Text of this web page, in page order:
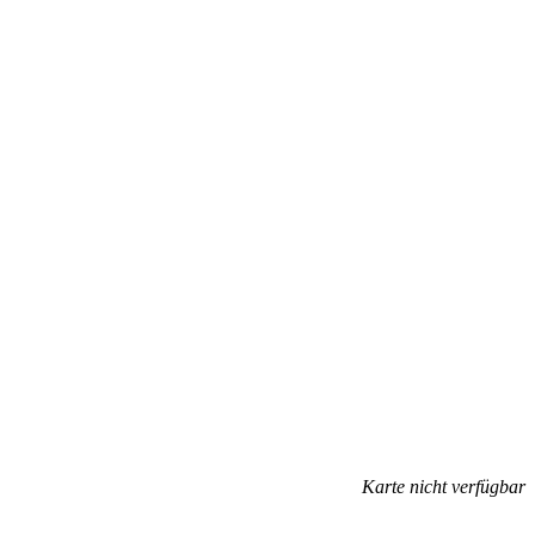
Karte nicht verfügbar